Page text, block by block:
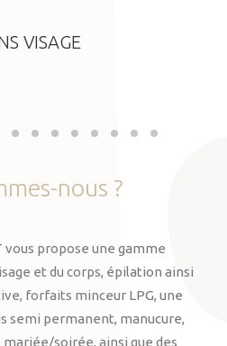
VISAGE
nous ?
vous propose une gamme
et du corps, épilation ainsi
forfaits minceur LPG, une
semi permanent, manucure,
soirée, ainsi que des